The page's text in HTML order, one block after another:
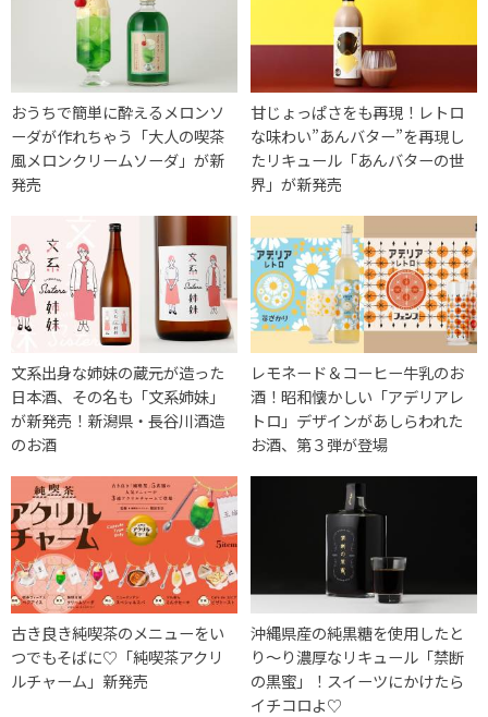
おうちで簡単に酔えるメロンソ
ーダが作れちゃう「大人の喫茶
風メロンクリームソーダ」が新
発売
甘じょっぱさをも再現！レトロ
な味わい”あんバター”を再現し
たリキュール「あんバターの世
界」が新発売
文系出身な姉妹の蔵元が造った
日本酒、その名も「文系姉妹」
が新発売！新潟県・長谷川酒造
のお酒
レモネード＆コーヒー牛乳のお
酒！昭和懐かしい「アデリアレ
トロ」デザインがあしらわれた
お酒、第３弾が登場
古き良き純喫茶のメニューをい
つでもそばに♡「純喫茶アクリ
ルチャーム」新発売
沖縄県産の純黒糖を使用したと
り〜り濃厚なリキュール「禁断
の黒蜜」！スイーツにかけたら
イチコロよ♡